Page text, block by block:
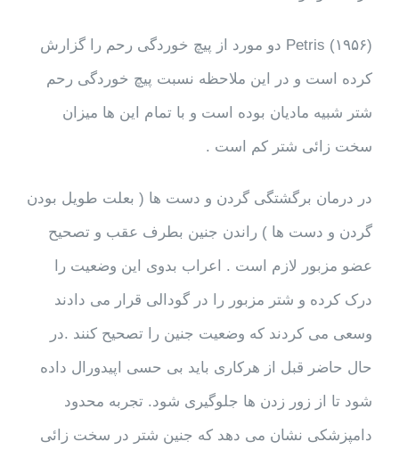
Petris (۱۹۵۶) دو مورد از پیچ خوردگی رحم را گزارش
کرده است و در این ملاحظه نسبت پیچ خوردگی رحم
شتر شبیه مادیان بوده است و با تمام این ها میزان
سخت زائی شتر کم است .
در درمان برگشتگی گردن و دست ها ( بعلت طویل بودن
گردن و دست ها ) راندن جنین بطرف عقب و تصحیح
عضو مزبور لازم است . اعراب بدوی این وضعیت را
درک کرده و شتر مزبور را در گودالی قرار می دادند
وسعی می کردند که وضعیت جنین را تصحیح کنند .در
حال حاضر قبل از هرکاری باید بی حسی اپیدورال داده
شود تا از زور زدن ها جلوگیری شود. تجربه محدود
دامپزشکی نشان می دهد که جنین شتر در سخت زائی